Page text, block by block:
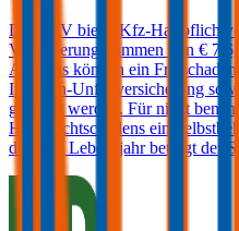
Die VAV bietet Kfz-
Versicherungssummen von €
Aufpreis können ein
Insassen-Unfallversicherung
gewählt werden. Für nicht
Haftpflichtschadens ein
dem 23. Lebensjahr beträgt der